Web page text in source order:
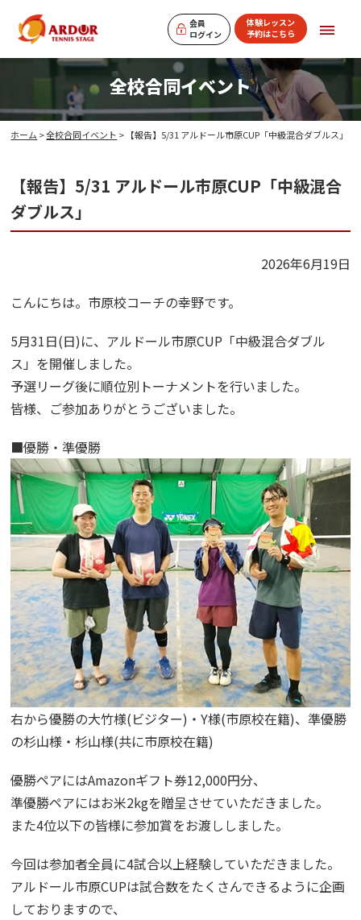
会員
ログイン
体験レッスン
予約はこちら
全校合同イベント
ホーム >全校合同イベント > 【報告】5/31 アルドール市原CUP「中級混合ダブルス」
【報告】5/31 アルドール市原CUP「中級混合
ダブルス」
2026年6月19日
こんにちは。市原校コーチの幸野です。
5月31日(日)に、アルドール市原CUP「中級混合ダブル
ス」を開催しました。
予選リーグ後に順位別トーナメントを行いました。
皆様、ご参加ありがとうございました。
■優勝・準優勝
右から優勝の大竹様(ビジター)・Y様(市原校在籍)、準優勝
の杉山様・杉山様(共に市原校在籍)
優勝ペアにはAmazonギフト券12,000円分、
準優勝ペアにはお米2kgを贈呈させていただきました。
また4位以下の皆様に参加賞をお渡ししました。
今回は参加者全員に4試合以上経験していただきました。
アルドール市原CUPは試合数をたくさんできるように企画
しておりますので、